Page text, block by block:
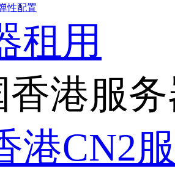
性配置
租用
香港服
港CN2